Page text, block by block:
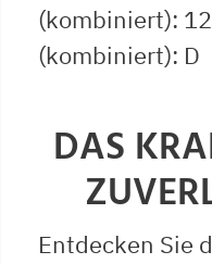
(kombiniert):
(kombiniert): D
DAS
Entdecken Sie